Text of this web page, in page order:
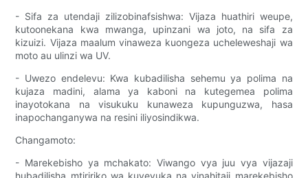
- Sifa za utendaji zilizobinafsishwa: Vijaza huathiri weupe,
kutoonekana kwa mwanga, upinzani wa joto, na sifa za
kizuizi. Vijaza maalum vinaweza kuongeza ucheleweshaji wa
moto au ulinzi wa UV.
- Uwezo endelevu: Kwa kubadilisha sehemu ya polima na
kujaza madini, alama ya kaboni na kutegemea polima
inayotokana na visukuku kunaweza kupunguzwa, hasa
inapochanganywa na resini iliyosindikwa.
Changamoto:
- Marekebisho ya mchakato: Viwango vya juu vya vijazaji
hubadilisha mtiririko wa kuyeyuka na vinahitaji marekebisho